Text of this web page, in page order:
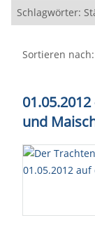
Schlagwörter:
Sortieren nach:
und